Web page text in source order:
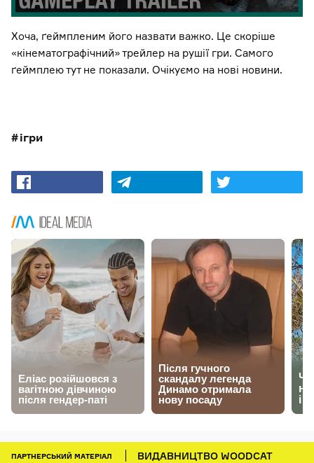
Хоча, ґеймпленим його назвати важко. Це скоріше
«кінематографічний» трейлер на рушії гри. Самого
ґеймплею тут не показали. Очікуємо на нові новини.
ігри
ПАРТНЕРСЬКИЙ МАТЕРІАЛ ВИДАВНИЦТВО WOODCAT